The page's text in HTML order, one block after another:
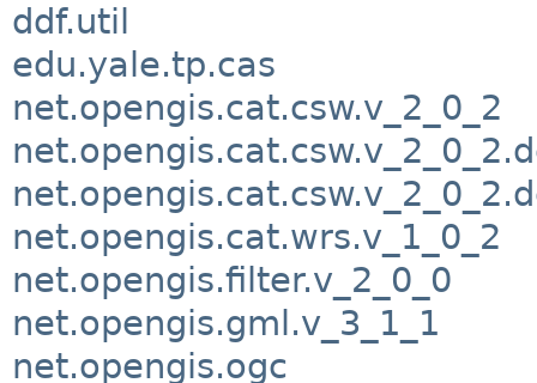
ddf.util
edu.yale.tp.cas
net.opengis.cat.csw.v_2_0_2
net.opengis.cat.wrs.v_1_0_2
net.opengis.filter.v_2_0_0
net.opengis.gml.v_3_1_1
net.opengis.ogc